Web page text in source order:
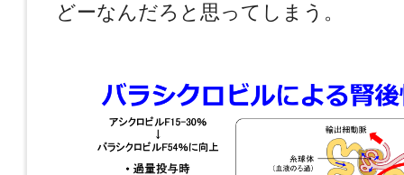
どーなんだろと思ってしまう。